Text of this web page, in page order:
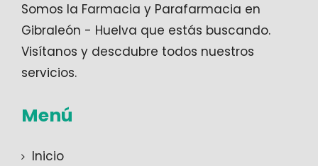
Somos la Farmacia y Parafarmacia en
Gibraleón - Huelva que estás buscando.
Visítanos y descdubre todos nuestros
servicios.
Menú
Inicio